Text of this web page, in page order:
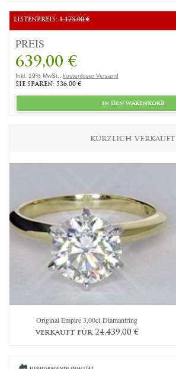
LISTENPREIS: 1.175,00 €
PREIS
639,00 €
Inkl. 19% MwSt., kostenloser Versand
SIE SPAREN: 536,00 €
in den warenkorb
KÜRZLICH VERKAUFT
Original Empire 3,00ct Diamantring
verkauft für24.439,00€